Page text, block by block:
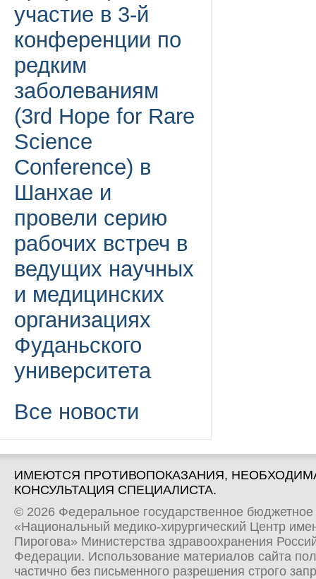
участие в 3-й
конференции по
редким
заболеваниям
(3rd Hope for Rare
Science
Conference) в
Шанхае и
провели серию
рабочих встреч в
ведущих научных
и медицинских
организациях
Фуданьского
университета
Все новости
ИМЕЮТСЯ ПРОТИВОПОКАЗАНИЯ,
КОНСУЛЬТАЦИЯ СПЕЦИАЛИСТА.
© 2026 Федеральное государственное
«Национальный медико-хирургический Центр
Пирогова» Министерства здравоохранения
Федерации. Использование материалов сайта
частично без письменного разрешения строго